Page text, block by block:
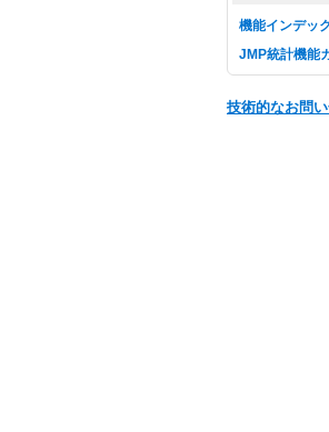
機能インデッ
JMP統計機能
技術的なお問